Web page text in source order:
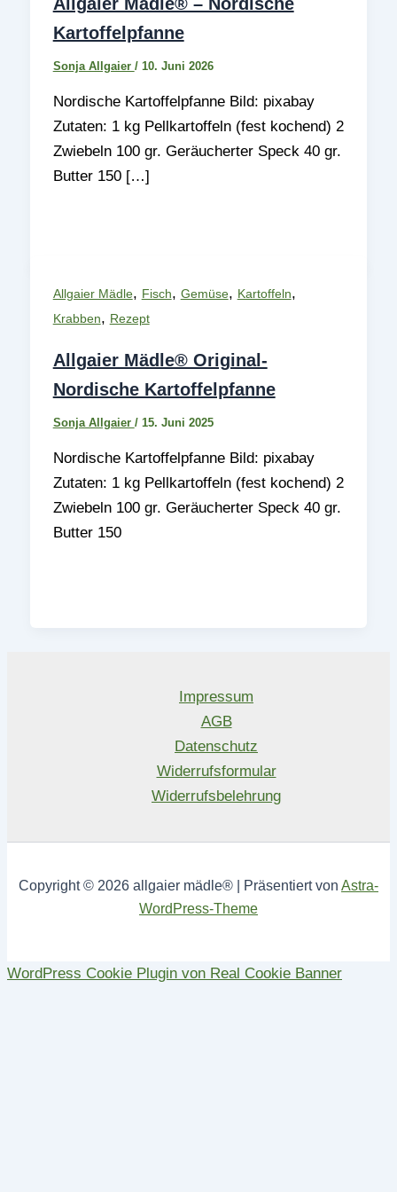
Kartoffelpfanne
Sonja Allgaier / 10. Juni 2026
Nordische Kartoffelpfanne Bild: pixabay
Zutaten: 1 kg Pellkartoffeln (fest kochend) 2
Zwiebeln 100 gr. Geräucherter Speck 40 gr.
Butter 150 […]
Allgaier Mädle, Fisch, Gemüse, Kartoffeln,
Krabben, Rezept
Allgaier Mädle® Original-
Nordische Kartoffelpfanne
Sonja Allgaier / 15. Juni 2025
Nordische Kartoffelpfanne Bild: pixabay
Zutaten: 1 kg Pellkartoffeln (fest kochend) 2
Zwiebeln 100 gr. Geräucherter Speck 40 gr.
Butter 150
Impressum
AGB
Datenschutz
Widerrufsformular
Widerrufsbelehrung
Copyright © 2026 allgaier mädle® | Präsentiert von Astra-
WordPress-Theme
WordPress Cookie Plugin von Real Cookie Banner